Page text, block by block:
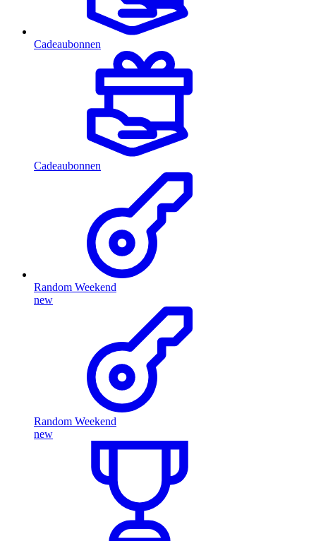
Cadeaubonnen
Cadeaubonnen
Random Weekend
new
Random Weekend
new